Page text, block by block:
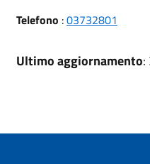
Telefono :03732801
Ultimo aggiornamento: